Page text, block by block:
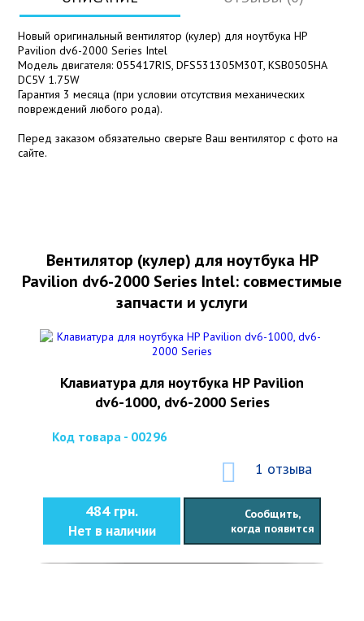
Новый оригинальный вентилятор (кулер) для ноутбука HP
Pavilion dv6-2000 Series Intel
Модель двигателя: 055417RIS, DFS531305M30T, KSB0505HA
DC5V 1.75W
Гарантия 3 месяца (при условии отсутствия механических
повреждений любого рода).
Перед заказом обязательно сверьте Ваш вентилятор с фото на
сайте.
Вентилятор (кулер) для ноутбука HP
Pavilion dv6-2000 Series Intel: совместимые
запчасти и услуги
Клавиатура для ноутбука HP Pavilion
dv6-1000, dv6-2000 Series
Код товара - 00296
1 отзыва
484 грн.
Нет в наличии
Сообщить,
когда появится